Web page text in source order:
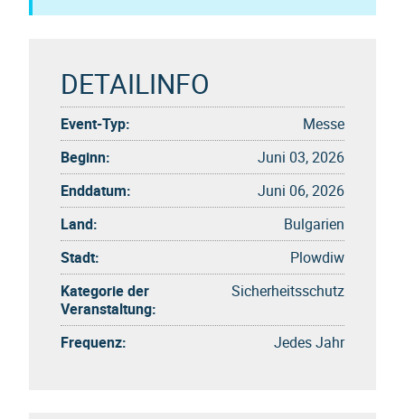
DETAILINFO
Event-Typ:
Messe
Beginn:
Juni 03, 2026
Enddatum:
Juni 06, 2026
Land:
Bulgarien
Stadt:
Plowdiw
Kategorie der
Veranstaltung:
Sicherheitsschutz
Frequenz: Jedes Jahr